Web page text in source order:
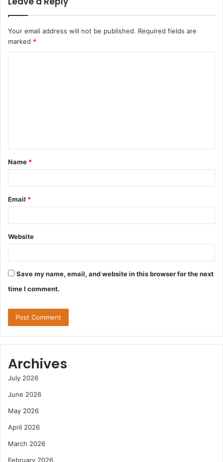
Your email address will not be published. Required fields are
marked *
t
*
Name *
Email *
Website
Save my name, email, and website in this browser for the next
time I comment.
Archives
July 2026
June 2026
May 2026
April 2026
March 2026
February 2026